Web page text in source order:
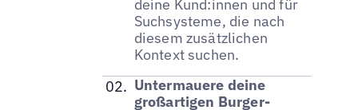
deine Kund:innen und für
Suchsysteme, die nach
diesem zusätzlichen
Kontext suchen.
Untermauere deine
großartigen Burger-